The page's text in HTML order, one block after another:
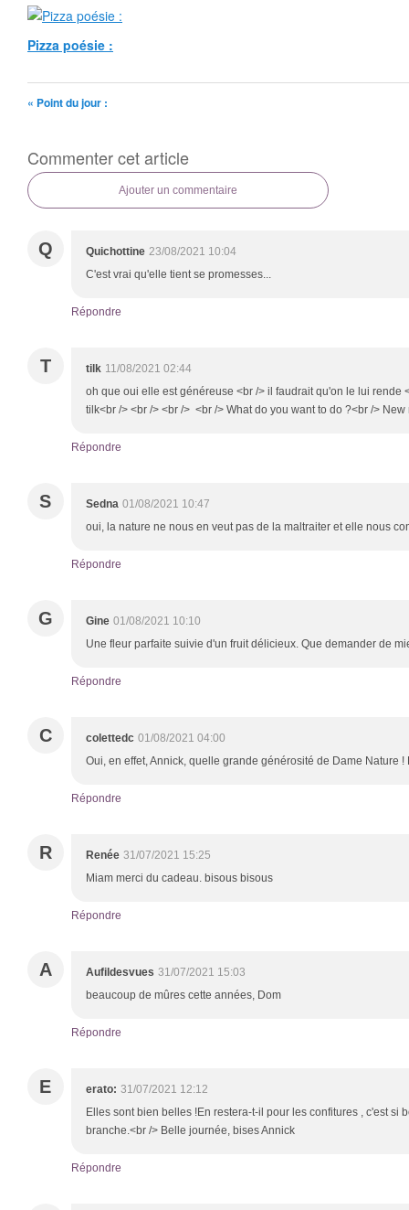
Pizza poésie :
« Point du jour :
Commenter cet article
Ajouter un commentaire
Q Quichottine 23/08/2021 10:04
C'est vrai qu'elle tient se promesses...
Répondre
T tilk 11/08/2021 02:44
oh que oui elle est généreuse <br /> il faudrait qu'on le lui rende
tilk<br /> <br /> <br /> <br /> What do you want to do ?<br />
Répondre
S Sedna 01/08/2021 10:47
oui, la nature ne nous en veut pas de la maltraiter et elle nous
Répondre
G Gine 01/08/2021 10:10
Une fleur parfaite suivie d'un fruit délicieux. Que demander de
Répondre
C colettedc 01/08/2021 04:00
Oui, en effet, Annick, quelle grande générosité de Dame Nature !
Répondre
R Renée 31/07/2021 15:25
Miam merci du cadeau. bisous bisous
Répondre
A Aufildesvues 31/07/2021 15:03
beaucoup de mûres cette années, Dom
Répondre
E erato: 31/07/2021 12:12
Elles sont bien belles !En restera-t-il pour les confitures , c'est si
branche.<br /> Belle journée, bises Annick
Répondre